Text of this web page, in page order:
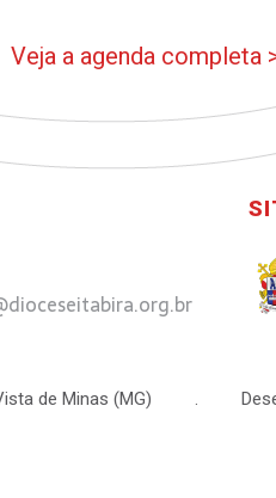
Veja a agenda completa
Vista de Minas (MG) .